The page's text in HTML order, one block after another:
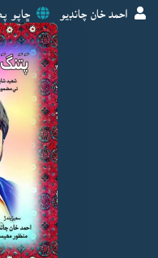
احمد خان چانڊيو ڇاپو